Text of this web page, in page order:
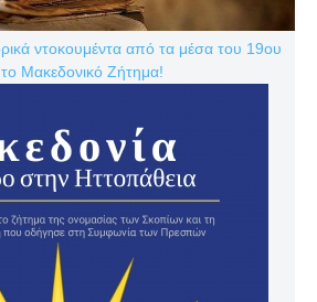
ντοκουμέντα από τα μέσα του 19ου
Μακεδονικό Ζήτημα!